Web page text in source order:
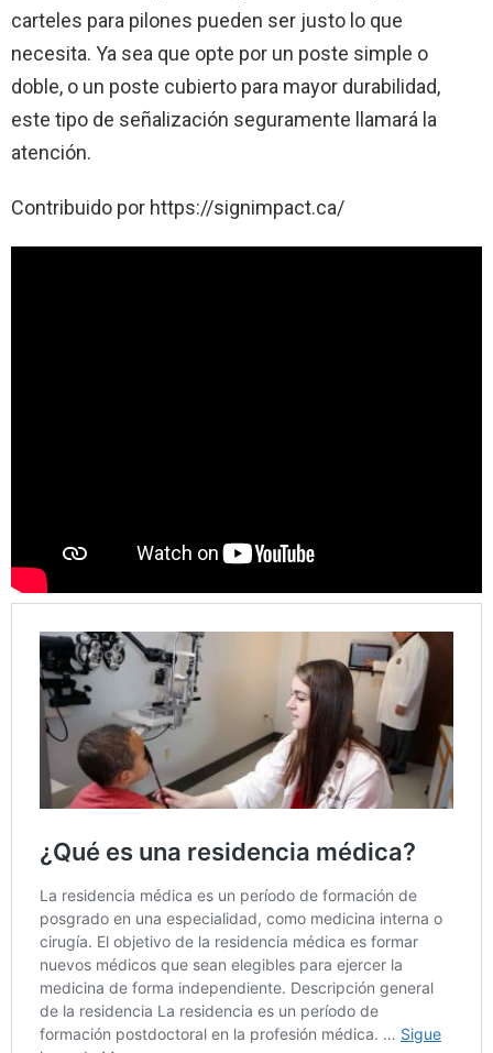
carteles para pilones pueden ser justo lo que
necesita. Ya sea que opte por un poste simple o
doble, o un poste cubierto para mayor durabilidad,
este tipo de señalización seguramente llamará la
atención.
Contribuido por https://signimpact.ca/